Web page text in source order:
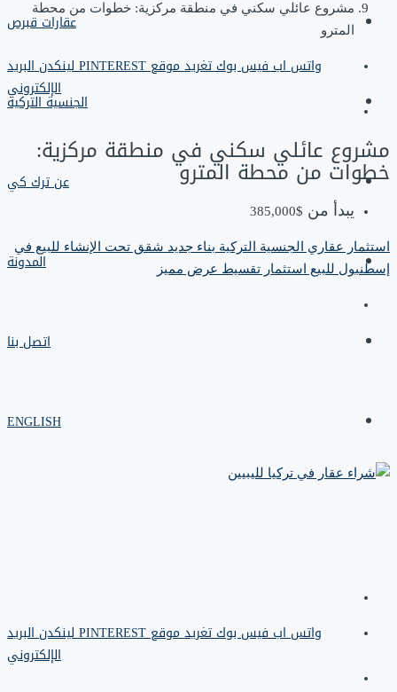
عقارات قبرص
الجنسية التركية
عن ترك كي
المدونة
اتصل بنا
ENGLISH
مشروع عائلي سكني في منطقة مركزية: خطوات من محطة
المترو
واتس ابفيس بوكتغريدموقع PINTEREST لينكدنالبريد
الإلكتروني
مشروع عائلي سكني في منطقة مركزية:
خطوات من محطة المترو
يبدأ من $385,000
استثمار عقاري الجنسية التركية بناء جديد شقق تحت الإنشاء للبيع في
إسطنبول للبيع استثمار تقسيط عرض مميز
واتس ابفيس بوكتغريدموقع PINTEREST لينكدنالبريد
الإلكتروني